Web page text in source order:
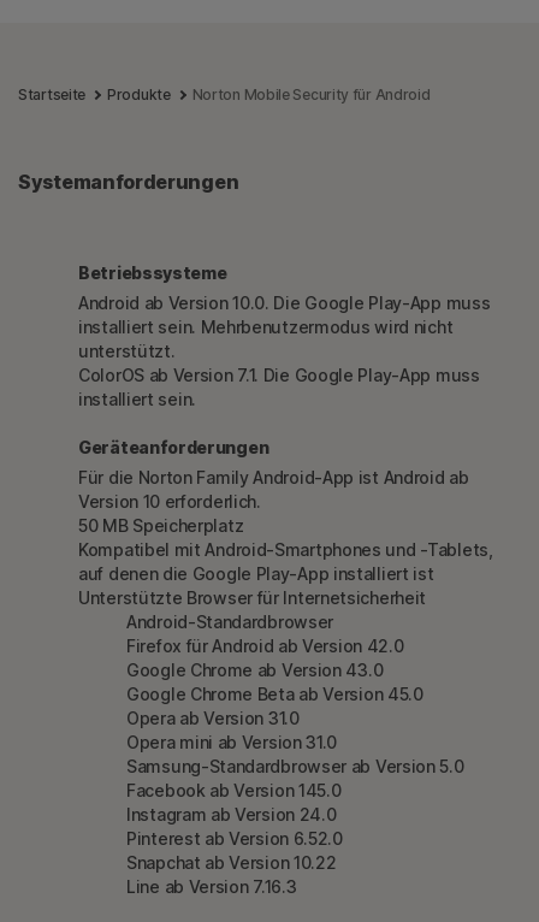
Startseite Produkte Norton Mobile Security für Android
Systemanforderungen
Betriebssysteme
Android ab Version 10.0. Die Google Play-App muss
installiert sein. Mehrbenutzermodus wird nicht
unterstützt.
ColorOS ab Version 7.1. Die Google Play-App muss
installiert sein.
Geräteanforderungen
Für die Norton Family Android-App ist Android ab
Version 10 erforderlich.
50 MB Speicherplatz
Kompatibel mit Android-Smartphones und -Tablets,
auf denen die Google Play-App installiert ist
Unterstützte Browser für Internetsicherheit
Android-Standardbrowser
Firefox für Android ab Version 42.0
Google Chrome ab Version 43.0
Google Chrome Beta ab Version 45.0
Opera ab Version 31.0
Opera mini ab Version 31.0
Samsung-Standardbrowser ab Version 5.0
Facebook ab Version 145.0
Instagram ab Version 24.0
Pinterest ab Version 6.52.0
Snapchat ab Version 10.22
Line ab Version 7.16.3